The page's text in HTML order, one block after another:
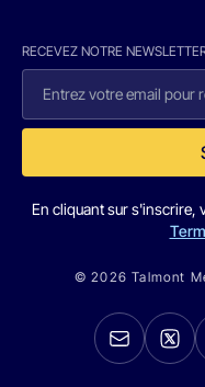
RECEVEZ NOTRE
En cliquant sur s'inscrire,
© 2026 Talmont